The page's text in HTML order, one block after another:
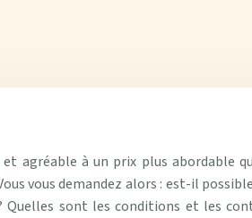
agréable à un prix plus abordable
vous demandez alors : est-il
Quelles sont les conditions et les